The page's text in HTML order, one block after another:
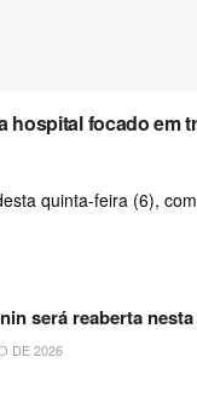
hospital focado em
quinta-feira (6),
será reaberta
DE 2026